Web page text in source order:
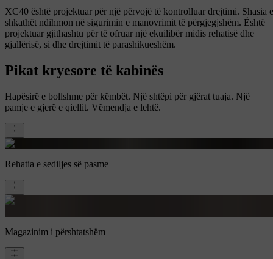
XC40 është projektuar për një përvojë të kontrolluar drejtimi. Shasia e
shkathët ndihmon në sigurimin e manovrimit të përgjegjshëm. Është
projektuar gjithashtu për të ofruar një ekuilibër midis rehatisë dhe
gjallërisë, si dhe drejtimit të parashikueshëm.
Pikat kryesore të kabinës
Hapësirë e bollshme për këmbët. Një shtëpi për gjërat tuaja. Një
pamje e gjerë e qiellit. Vëmendja e lehtë.
Rehatia e sediljes së pasme
Magazinim i përshtatshëm